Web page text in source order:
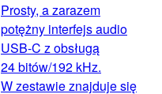
Prosty, a zarazem
potężny interfejs audio
USB-C z obsługą
24 bitów/192 kHz.
W zestawie znajduje się